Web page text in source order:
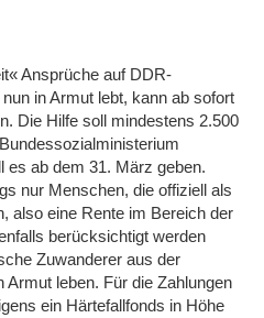
Ansprüche auf DDR-
in Armut lebt, kann ab sofort
Die Hilfe soll mindestens 2.500
es ab dem 31. März geben.
nur Menschen, die offiziell als
also eine Rente im Bereich der
berücksichtigt werden
Zuwanderer aus der
Armut leben. Für die Zahlungen
ein Härtefallfonds in Höhe